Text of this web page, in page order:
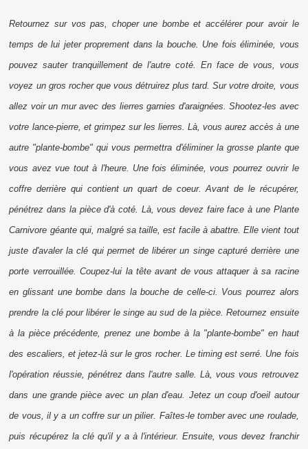
Retournez sur vos pas, choper une bombe et accélérer pour avoir le
temps de lui jeter proprement dans la bouche. Une fois éliminée, vous
pouvez sauter tranquillement de l'autre coté. En face de vous, vous
voyez un gros rocher que vous détruirez plus tard. Sur votre droite, vous
allez voir un mur avec des lierres garnies d'araignées. Shootez-les avec
votre lance-pierre, et grimpez sur les lierres. Là, vous aurez accès à une
autre "plante-bombe" qui vous permettra d'éliminer la grosse plante que
vous avez vue tout à l'heure. Une fois éliminée, vous pourrez ouvrir le
coffre derrière qui contient un quart de coeur. Avant de le récupérer,
pénétrez dans la pièce d'à coté. Là, vous devez faire face à une Plante
Carnivore géante qui, malgré sa taille, est facile à abattre. Elle vient tout
juste d'avaler la clé qui permet de libérer un singe capturé derrière une
porte verrouillée. Coupez-lui la tête avant de vous attaquer à sa racine
en glissant une bombe dans la bouche de celle-ci. Vous pourrez alors
prendre la clé pour libérer le singe au sud de la pièce. Retournez ensuite
à la pièce précédente, prenez une bombe à la "plante-bombe" en haut
des escaliers, et jetez-là sur le gros rocher. Le timing est serré. Une fois
l'opération réussie, pénétrez dans l'autre salle. Là, vous vous retrouvez
dans une grande pièce avec un plan d'eau. Jetez un coup d'oeil autour
de vous, il y a un coffre sur un pilier. Faîtes-le tomber avec une roulade,
puis récupérez la clé qu'il y a à l'intérieur. Ensuite, vous devez franchir